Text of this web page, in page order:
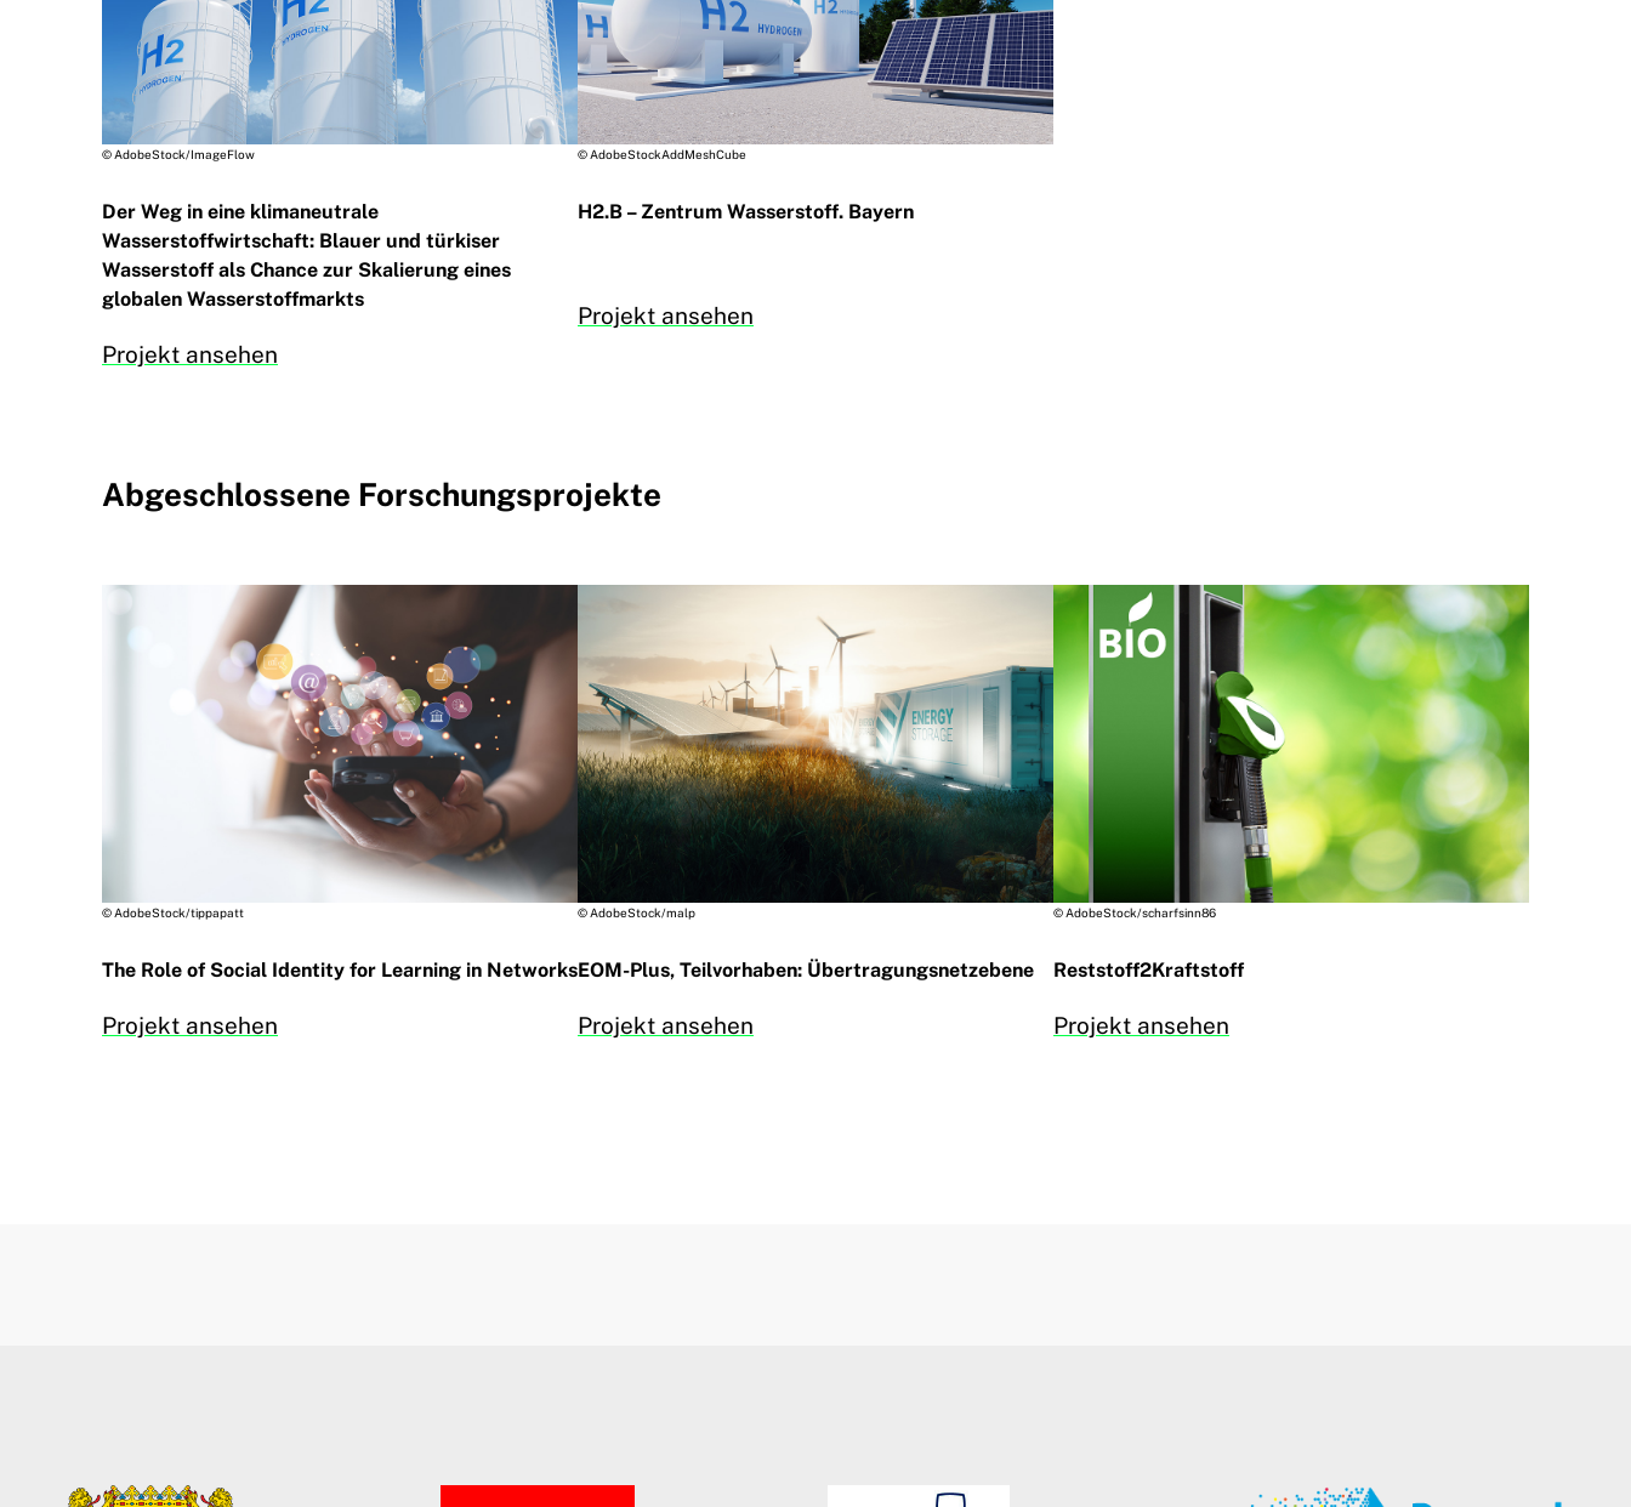
© AdobeStock/ImageFlow
Der Weg in eine klimaneutrale
Wasserstoffwirtschaft: Blauer und türkiser
Wasserstoff als Chance zur Skalierung eines
globalen Wasserstoffmarkts
Projekt ansehen
© AdobeStockAddMeshCube
H2.B – Zentrum Wasserstoff. Bayern
Projekt ansehen
Abgeschlossene Forschungsprojekte
© AdobeStock/tippapatt
The Role of Social Identity for Learning in Networks
Projekt ansehen
© AdobeStock/malp
EOM-Plus, Teilvorhaben: Übertragungsnetzebene
Projekt ansehen
© AdobeStock/scharfsinn86
Reststoff2Kraftstoff
Projekt ansehen